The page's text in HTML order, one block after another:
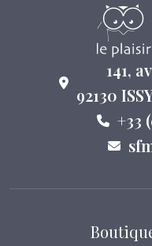
141,
92130
+33